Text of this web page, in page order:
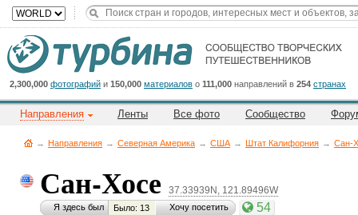
2,300,000 фотографий и 150,000 материалов о 111,000 направлений в 254 странах
Направления Ленты Все фото Сообщество
→ Направления → Северная Америка → CША → Штат Калифорния → Сан-
Сан-Хосе 37.33939N, 121.89496W
Я здесь был Было: 13 Хочу посетить 54
Cейчас
на
сайте:
Title
Button